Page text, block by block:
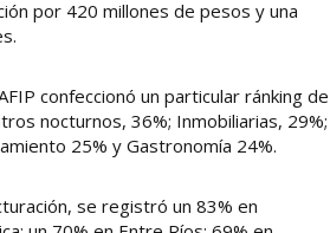
por 420 millones de pesos y una
confeccionó un particular ránking de
nocturnos, 36%; Inmobiliarias, 29%;
25% y Gastronomía 24%.
se registró un 83% en